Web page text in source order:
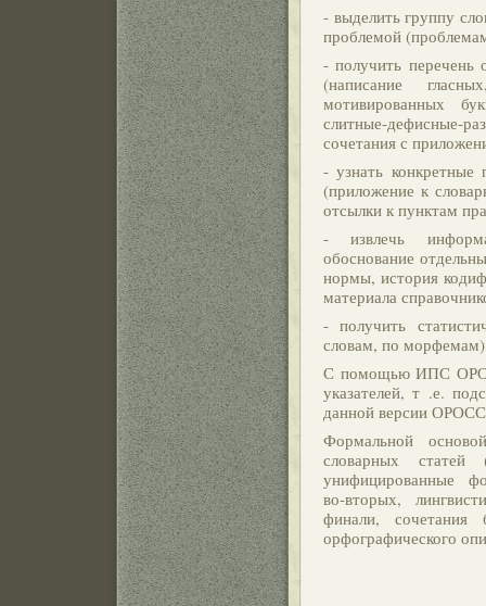
- выделить группу
проблемой
- получить перечень
(написание
мотивированных
слитные-дефисные-
сочетания с
- узнать конкретные
(приложение к
отсылки к пунктам
- извлечь
обоснование
нормы, история
материала
- получить
словам, по
С помощью ИПС
указателей, т .е.
данной версии
Формальной
словарных
унифицированные
во-вторых,
финали,
орфографического